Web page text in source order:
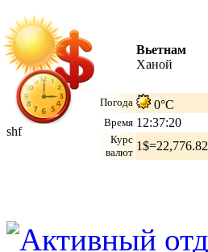
Вьетнам
Ханой
Погода 0°C
Время 12:37:22
Курс
валют 1$=22,776.82
shf